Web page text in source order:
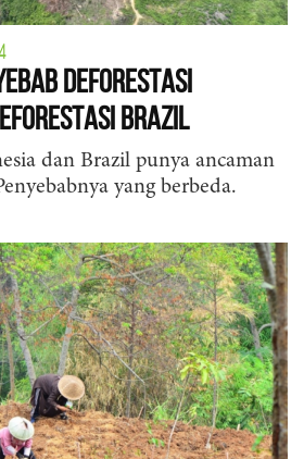
Deforestasi
Brazil
dan Brazil punya ancaman
yang berbeda.